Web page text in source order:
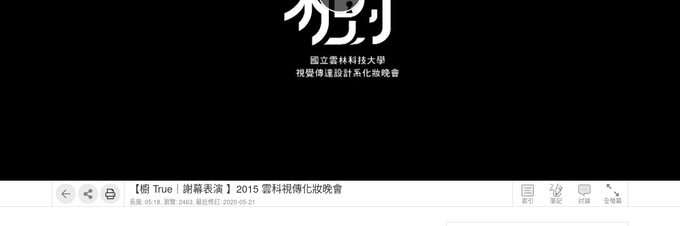
索引 筆記 討論 全螢幕
【櫥 True｜謝幕表演 】2015 雲科視傳化妝晚會
長度: 05:18, 瀏覽: 2463, 最近修訂: 2020-05-21